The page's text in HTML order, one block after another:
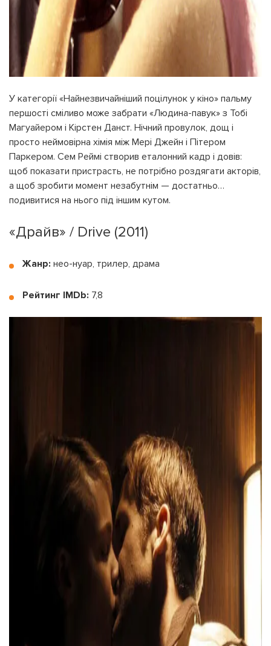
У категорії «Найнезвичайніший поцілунок у кіно» пальму
першості сміливо може забрати «Людина-павук» з Тобі
Магуайером і Кірстен Данст. Нічний провулок, дощ і
просто неймовірна хімія між Мері Джейн і Пітером
Паркером. Сем Реймі створив еталонний кадр і довів:
щоб показати пристрасть, не потрібно роздягати акторів,
а щоб зробити момент незабутнім — достатньо…
подивитися на нього під іншим кутом.
«Драйв» / Drive (2011)
Жанр: нео-нуар, трилер, драма
Рейтинг IMDb: 7,8